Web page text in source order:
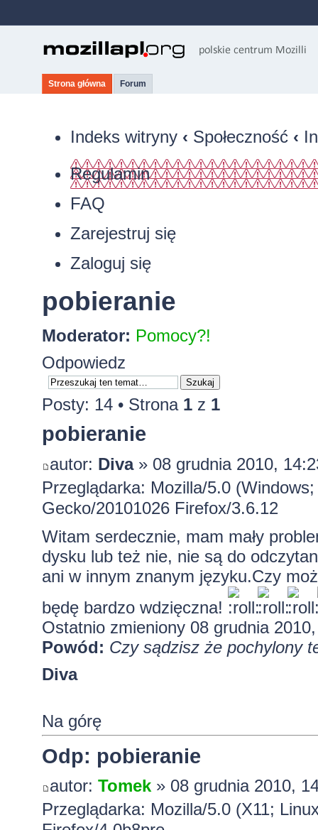
Strona główna Forum
Indeks witryny ‹ Społeczność ‹
Regulamin
FAQ
Zarejestruj się
Zaloguj się
pobieranie
Moderator: Pomocy?!
Odpowiedz
Posty: 14 • Strona 1z 1
pobieranie
autor: Diva» 08 grudnia 2010,
Przeglądarka: Mozilla/5.0
Gecko/20101026 Firefox/3.6.12
Witam serdecznie, mam mały
dysku lub też nie, nie są do
ani w innym znanym języku.Czy
będę bardzo wdzięczna!
Ostatnio zmieniony 08 grudnia
Powód: Czy sądzisz że pochylony
Diva
Na górę
Odp: pobieranie
autor: Tomek» 08 grudnia 2010,
Przeglądarka: Mozilla/5.0 (X11;